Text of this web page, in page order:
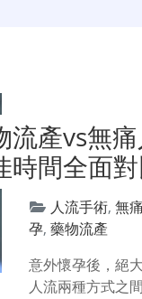
流產vs無痛
時間全面
人流手術,無
孕,藥物流產
意外懷孕後，絕
人流兩種方式之